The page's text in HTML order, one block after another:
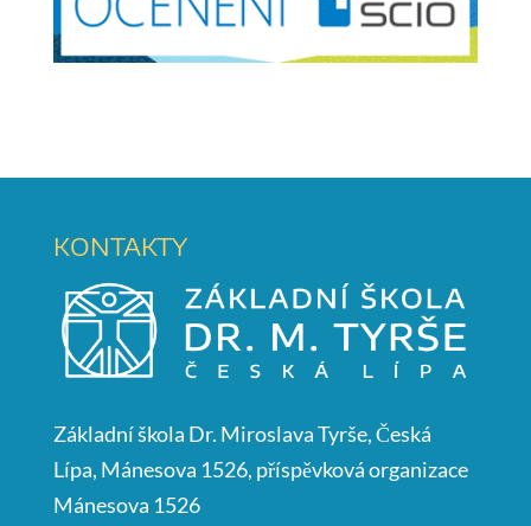
KONTAKTY
Základní škola Dr. Miroslava Tyrše, Česká
Lípa, Mánesova 1526, příspěvková organizace
Mánesova 1526